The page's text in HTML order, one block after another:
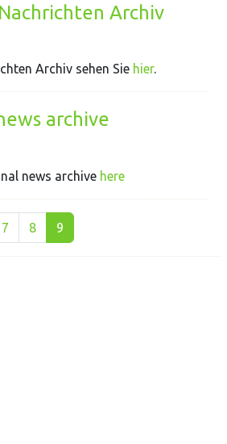
Archiv
Archiv sehen Sie hier.
archive
news archive here
7 8 9